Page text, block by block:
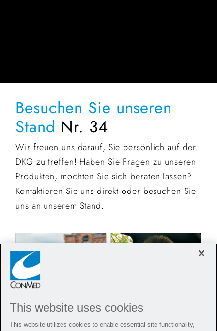
Besuchen Sie unseren
Stand Nr. 34
Wir freuen uns darauf, Sie persönlich auf der
DKG zu treffen! Haben Sie Fragen zu unseren
Produkten, möchten Sie sich beraten lassen?
Kontaktieren Sie uns direkt oder besuchen Sie
uns an unserem Stand.
This website uses cookies
This website utilizes cookies to enable essential site functionality,